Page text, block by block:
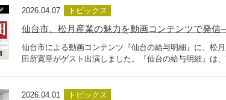
2026.04.07 トピックス
仙台市、松月産業の魅力を動画コンテンツで発
仙台市による動画コンテンツ『仙台の給与明細』に、松
田所寛章がゲスト出演しました。『仙台の給与明細』は
2026.04.01 トピックス